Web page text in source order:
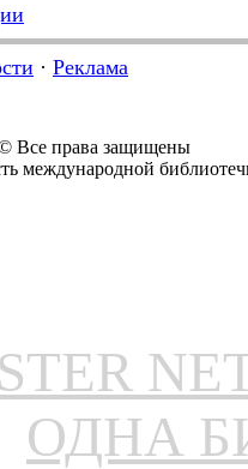
· Реклама
Все права защищены
международной
ОДНА